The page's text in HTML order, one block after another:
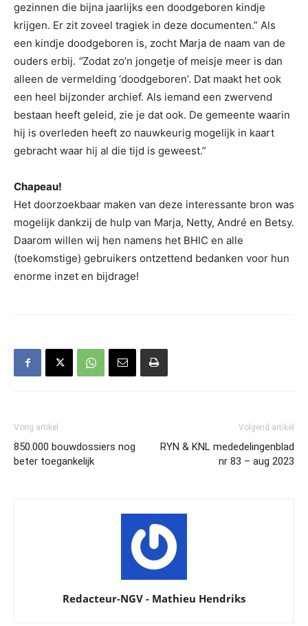
gezinnen die bijna jaarlijks een doodgeboren kindje
krijgen. Er zit zoveel tragiek in deze documenten.” Als
een kindje doodgeboren is, zocht Marja de naam van de
ouders erbij. “Zodat zo’n jongetje of meisje meer is dan
alleen de vermelding ‘doodgeboren’. Dat maakt het ook
een heel bijzonder archief. Als iemand een zwervend
bestaan heeft geleid, zie je dat ook. De gemeente waarin
hij is overleden heeft zo nauwkeurig mogelijk in kaart
gebracht waar hij al die tijd is geweest.”
Chapeau!
Het doorzoekbaar maken van deze interessante bron was
mogelijk dankzij de hulp van Marja, Netty, André en Betsy.
Daarom willen wij hen namens het BHIC en alle
(toekomstige) gebruikers ontzettend bedanken voor hun
enorme inzet en bijdrage!
Vorig artikel
850.000 bouwdossiers nog
beter toegankelijk
Volgend artikel
RYN & KNL mededelingenblad
nr 83 – aug 2023
Redacteur-NGV - Mathieu Hendriks